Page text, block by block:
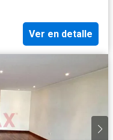
Ver en detalle